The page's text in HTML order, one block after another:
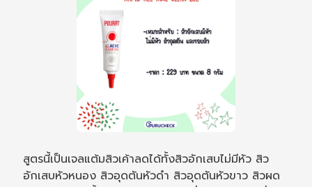
สูตรนี้เป็นเจลแต้มสิวเค้าลดได้ทั้งสิวอักเสบไม่มีหัว สิว
อักเสบหัวหนอง สิวอุดตันหัวดำ สิวอุดตันหัวขาว สิวผด